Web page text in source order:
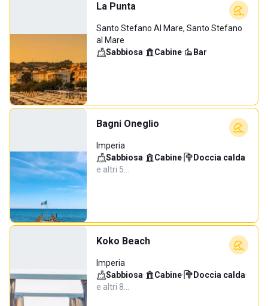
La Punta
Santo Stefano Al Mare, Santo Stefano
al Mare
Sabbiosa· Cabine· Bar
Bagni Oneglio
Imperia
Sabbiosa· Cabine· Doccia calda·
e altri 5…
Koko Beach
Imperia
Sabbiosa· Cabine· Doccia calda·
e altri 8…